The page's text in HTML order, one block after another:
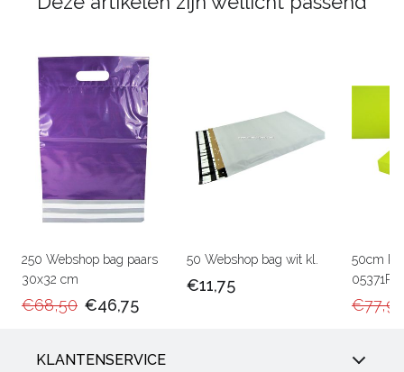
250 Webshop bag paars
30x32 cm
€68,50 €46,75
50 Webshop bag wit kl.
€11,75
50cm
05371RU
KLANTENSERVICE